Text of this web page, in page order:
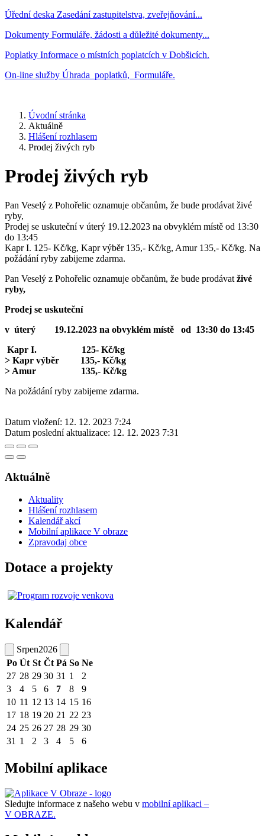
Úřední deska Zasedání zastupitelstva, zveřejňování...
Dokumenty Formuláře, žádosti a důležité dokumenty...
Poplatky Informace o místních poplatcích v Dobšicích.
On-line služby Úhrada poplatků, Formuláře.
Úvodní stránka
Aktuálně
Hlášení rozhlasem
Prodej živých ryb
Prodej živých ryb
Pan Veselý z Pohořelic oznamuje občanům, že bude prodávat živé
ryby,
Prodej se uskuteční v úterý 19.12.2023 na obvyklém místě od 13:30
do 13:45
Kapr I. 125- Kč/kg, Kapr výběr 135,- Kč/kg, Amur 135,- Kč/kg. Na
požádání ryby zabijeme zdarma.
Pan Veselý z Pohořelic oznamuje občanům, že bude prodávat živé
ryby,
Prodej se uskuteční
v úterý 19.12.2023 na obvyklém místě od 13:30 do 13:45
Kapr I. 125- Kč/kg
> Kapr výběr 135,- Kč/kg
> Amur 135,- Kč/kg
Na požádání ryby zabijeme zdarma.
Datum vložení: 12. 12. 2023 7:24
Datum poslední aktualizace: 12. 12. 2023 7:31
Aktuálně
Aktuality
Hlášení rozhlasem
Kalendář akcí
Mobilní aplikace V obraze
Zpravodaj obce
Dotace a projekty
Kalendář
Srpen2026
Po Út St Čt Pá So Ne
27 28 29 30 31 1
2
3
4 5 6 7 8
9
10 11 12 13 14 15 16
17 18 19 20 21 22 23
24 25 26 27 28 29 30
31 1 2 3 4 5 6
Mobilní aplikace
Sledujte informace z našeho webu v mobilní aplikaci –
V OBRAZE.